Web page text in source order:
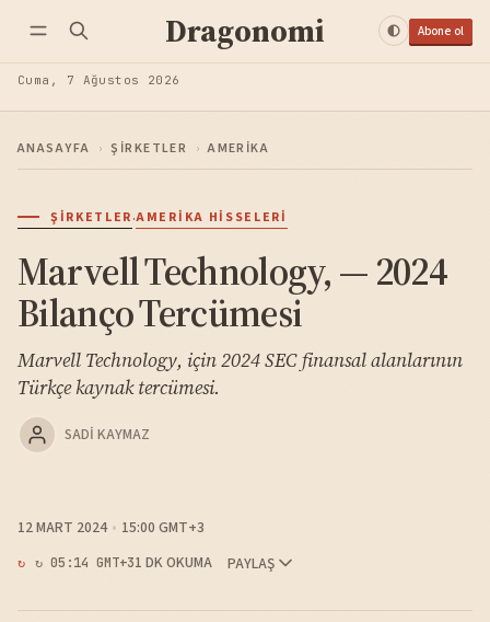
Dragonomi Abone ol
Cuma, 7 Ağustos 2026
ANASAYFA › ŞIRKETLER › AMERIKA
ŞIRKETLER·AMERIKA HISSELERI
Marvell Technology, — 2024
Bilanço Tercümesi
Marvell Technology, için 2024 SEC finansal alanlarının
Türkçe kaynak tercümesi.
SADI KAYMAZ
12 MART 2024 15:00 GMT+3
↻ 05:14 GMT+31 DK OKUMA PAYLAŞ